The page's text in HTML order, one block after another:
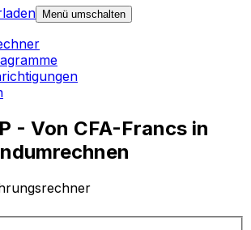
Menü umschalten
- Von CFA-Francs in